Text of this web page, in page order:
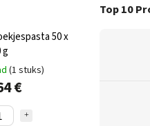
Top 10
50 x
g
(1 stuks)
€